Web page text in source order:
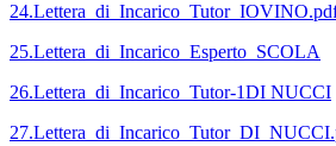
25.Lettera_di_Incarico_Esperto_SCOLA
26.Lettera_di_Incarico_Tutor-1DI NUCCI